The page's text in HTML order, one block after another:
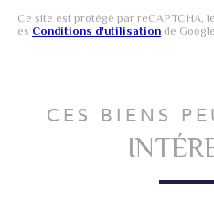
Ce site est protégé par reCAPTCHA,
es Conditions d'utilisation de
CES BIENS